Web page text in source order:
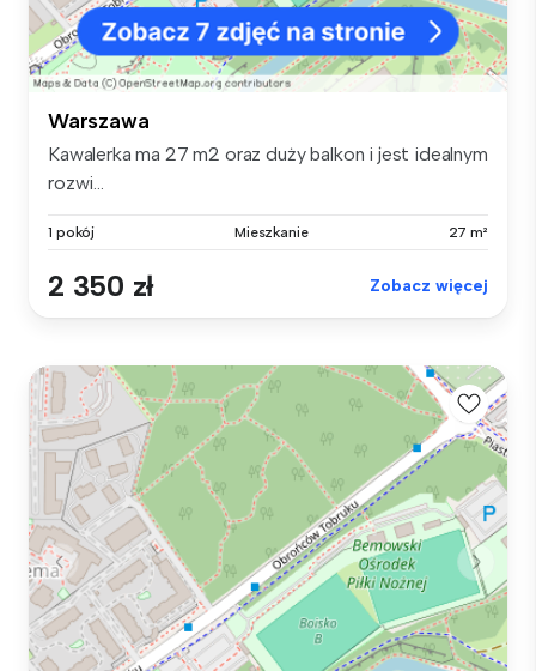
Warszawa
Kawalerka ma 27 m2 oraz duży balkon i jest idealnym
rozwi...
1 pokój Mieszkanie 27 m²
2 350 zł Zobacz więcej